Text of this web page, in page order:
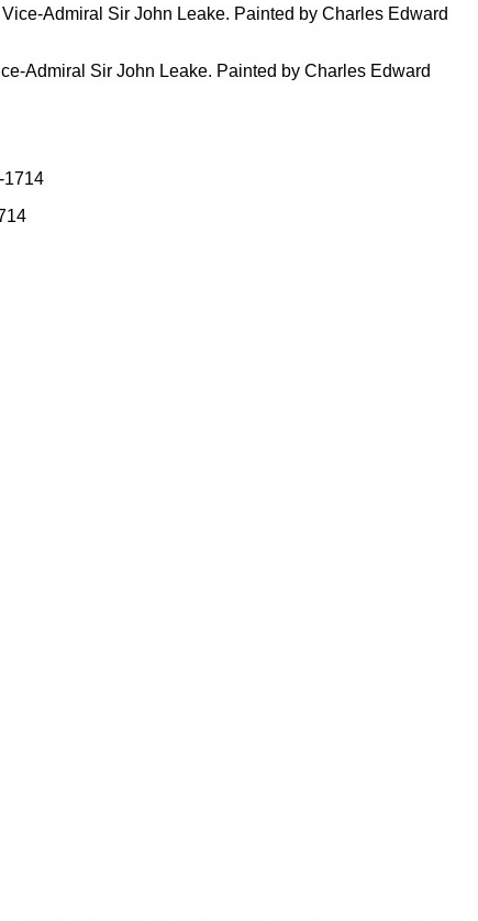
Admiral Sir John Leake. Painted by Charles Edward